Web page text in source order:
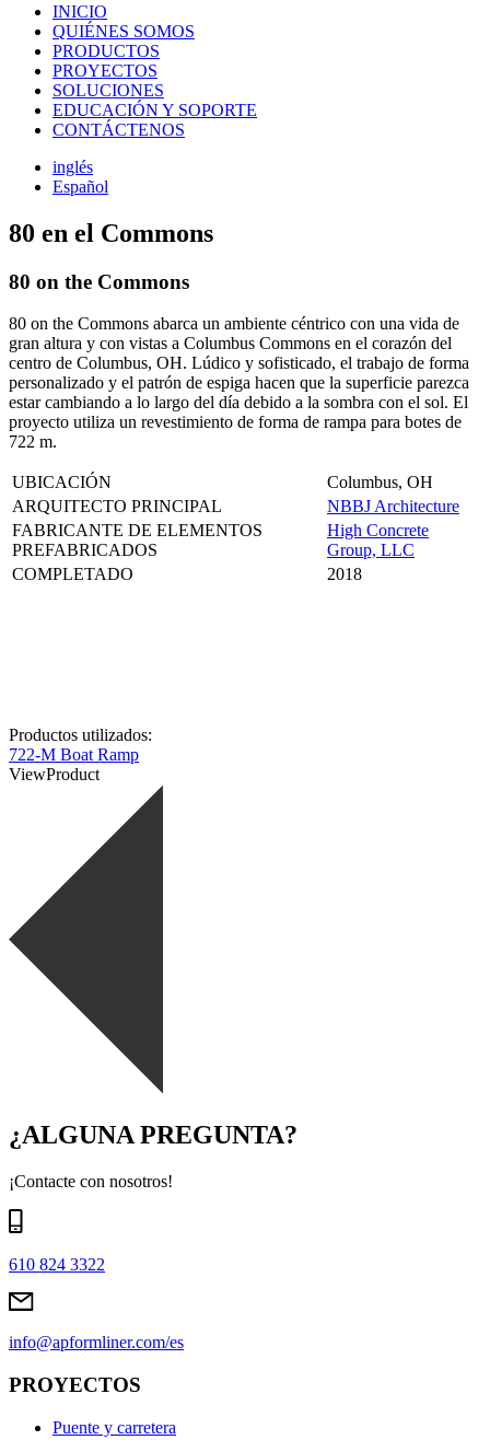
INICIO
QUIÉNES SOMOS
PRODUCTOS
PROYECTOS
SOLUCIONES
EDUCACIÓN Y SOPORTE
CONTÁCTENOS
inglés
Español
80 en el Commons
80 on the Commons
80 on the Commons abarca un ambiente céntrico con una vida de
gran altura y con vistas a Columbus Commons en el corazón del
centro de Columbus, OH. Lúdico y sofisticado, el trabajo de forma
personalizado y el patrón de espiga hacen que la superficie parezca
estar cambiando a lo largo del día debido a la sombra con el sol. El
proyecto utiliza un revestimiento de forma de rampa para botes de
722 m.
UBICACIÓN
Columbus, OH
ARQUITECTO PRINCIPAL
NBBJ Architecture
FABRICANTE DE ELEMENTOS
PREFABRICADOS
High Concrete
Group, LLC
COMPLETADO
2018
Productos utilizados:
722-M Boat Ramp
ViewProduct
¿ALGUNA PREGUNTA?
¡Contacte con nosotros!
610 824 3322
info@apformliner.com/es
PROYECTOS
Puente y carretera